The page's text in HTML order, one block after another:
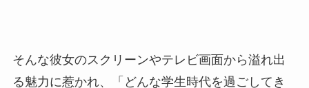
そんな彼女のスクリーンやテレビ画面から溢れ出
る魅力に惹かれ、「どんな学生時代を過ごしてき